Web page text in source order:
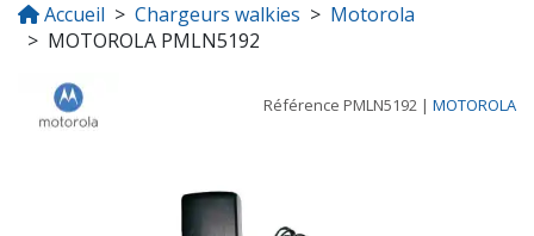
Accueil Chargeurs walkies
Motorola
MOTOROLA PMLN5192
Référence PMLN5192 | MOTOROLA